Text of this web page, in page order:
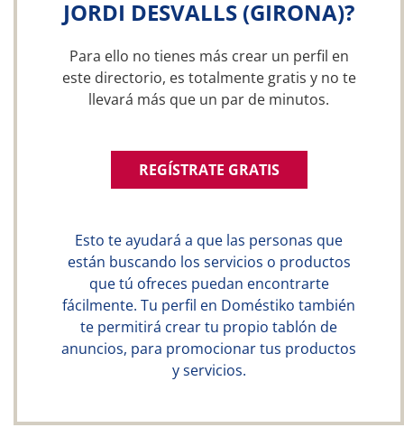
JORDI DESVALLS (GIRONA)?
Para ello no tienes más crear un perfil en
este directorio, es totalmente gratis y no te
llevará más que un par de minutos.
REGÍSTRATE GRATIS
Esto te ayudará a que las personas que
están buscando los servicios o productos
que tú ofreces puedan encontrarte
fácilmente. Tu perfil en Doméstiko también
te permitirá crear tu propio tablón de
anuncios, para promocionar tus productos
y servicios.